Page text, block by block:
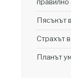
правилно
Пясъкът
Страхът
Планът